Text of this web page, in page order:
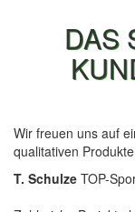
DAS
Wir freuen uns auf
qualitativen
T. Schulze TOP-